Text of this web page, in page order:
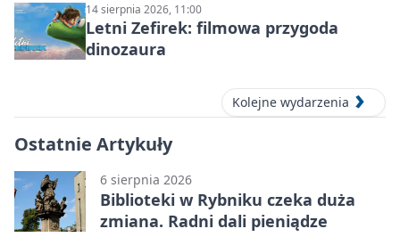
14 sierpnia 2026, 11:00
Letni Zefirek: filmowa przygoda
dinozaura
Kolejne wydarzenia
Ostatnie Artykuły
6 sierpnia 2026
Biblioteki w Rybniku czeka duża
zmiana. Radni dali pieniądze